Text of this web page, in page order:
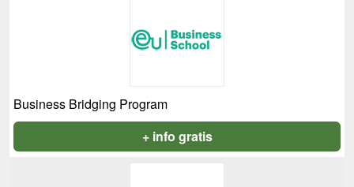
Business Bridging Program
+ info gratis